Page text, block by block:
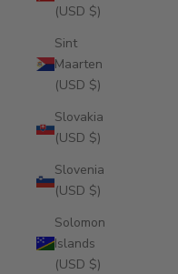
(USD $)
Sint
Maarten
(USD $)
Slovakia
(USD $)
Slovenia
(USD $)
Solomon
Islands
(USD $)